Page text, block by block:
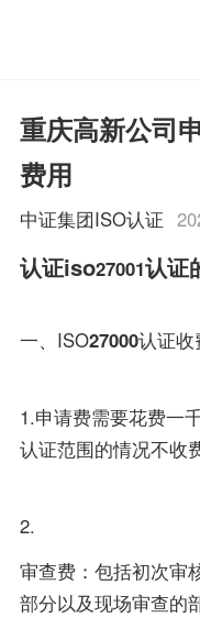
重庆高新公司
费用
中证集团ISO认证
认证iso27001认证
一、ISO27000认证收
1.申请费需要花费一
认证范围的情况不收
2.
审查费：包括初次审
部分以及现场审查的